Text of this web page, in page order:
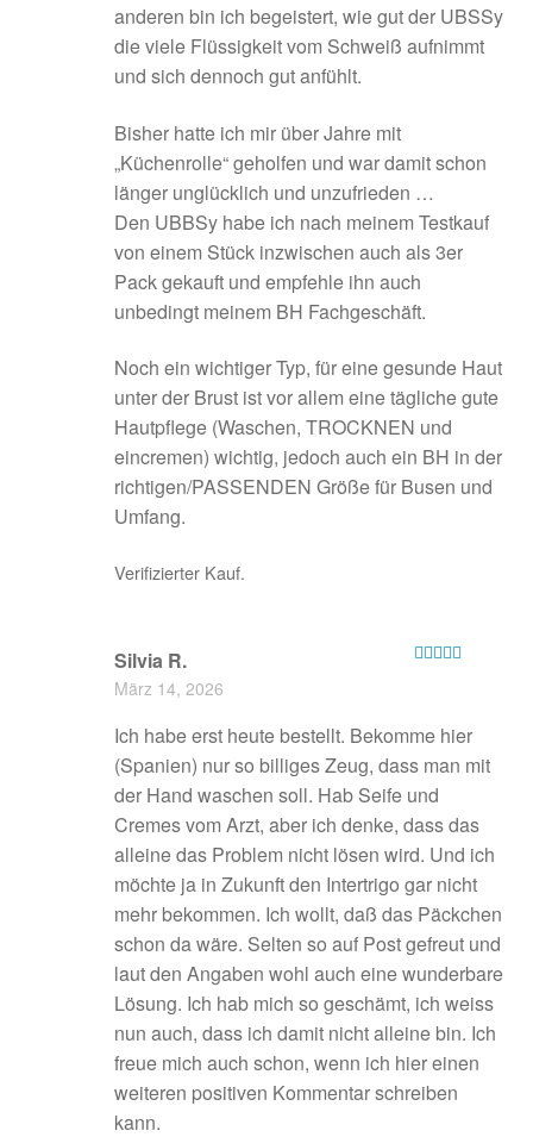
anderen bin ich begeistert, wie gut der UBSSy
die viele Flüssigkeit vom Schweiß aufnimmt
und sich dennoch gut anfühlt.
Bisher hatte ich mir über Jahre mit
„Küchenrolle“ geholfen und war damit schon
länger unglücklich und unzufrieden …
Den UBBSy habe ich nach meinem Testkauf
von einem Stück inzwischen auch als 3er
Pack gekauft und empfehle ihn auch
unbedingt meinem BH Fachgeschäft.
Noch ein wichtiger Typ, für eine gesunde Haut
unter der Brust ist vor allem eine tägliche gute
Hautpflege (Waschen, TROCKNEN und
eincremen) wichtig, jedoch auch ein BH in der
richtigen/PASSENDEN Größe für Busen und
Umfang.
Verifizierter Kauf.
Silvia R.
März 14, 2026
Ich habe erst heute bestellt. Bekomme hier
(Spanien) nur so billiges Zeug, dass man mit
der Hand waschen soll. Hab Seife und
Cremes vom Arzt, aber ich denke, dass das
alleine das Problem nicht lösen wird. Und ich
möchte ja in Zukunft den Intertrigo gar nicht
mehr bekommen. Ich wollt, daß das Päckchen
schon da wäre. Selten so auf Post gefreut und
laut den Angaben wohl auch eine wunderbare
Lösung. Ich hab mich so geschämt, ich weiss
nun auch, dass ich damit nicht alleine bin. Ich
freue mich auch schon, wenn ich hier einen
weiteren positiven Kommentar schreiben
kann.